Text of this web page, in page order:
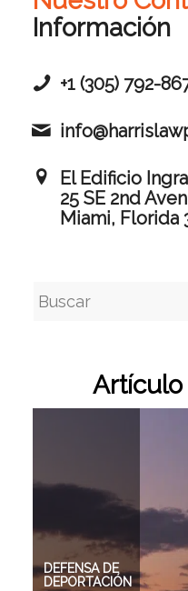
Información
+1 (305) 792-
El Edificio
25 SE 2nd
Miami, Florida
Artículo
INMIGRACIÓN
EB-5
INMIGRACIÓN
EMPRESARIAL
INMIGRACIÓN
FAMILIAR
DEFENSA DE
DEPORTACIÓN